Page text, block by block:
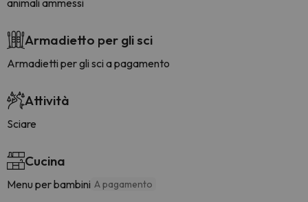
animali ammessi
Armadietto per gli sci
Armadietti per gli sci a pagamento
Attività
Sciare
Cucina
Menu per bambini A pagamento